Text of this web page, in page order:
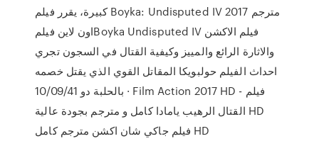
كبيرة، يقرر فيلم Boyka: Undisputed IV 2017 مترجم
اون لاين فيلمBoyka Undisputed IV فيلم الاكشن
والاثارة الرائع والمييز وكيفية القتال في السجون تجري
احداث الفيلم حولبويكا المقاتل القوي الذي يقتل خصمه
بالحلبة دو 10/09/41 · Film Action 2017 HD - فيلم
القتال الرهيب يامادا كامل و مترجم بجودة عالية HD
فيلم جاكي شان اكشن مترجم كامل HD